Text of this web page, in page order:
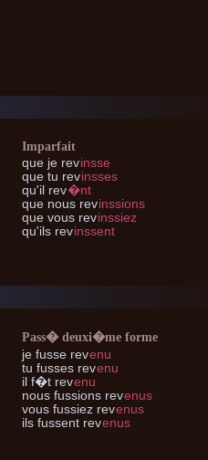
Imparfait
que je revinsse
que tu revinsses
qu'il rev�nt
que nous revinssions
que vous revinssiez
qu'ils revinssent
Pass� deuxi�me forme
je fusse revenu
tu fusses revenu
il f�t revenu
nous fussions revenus
vous fussiez revenus
ils fussent revenus